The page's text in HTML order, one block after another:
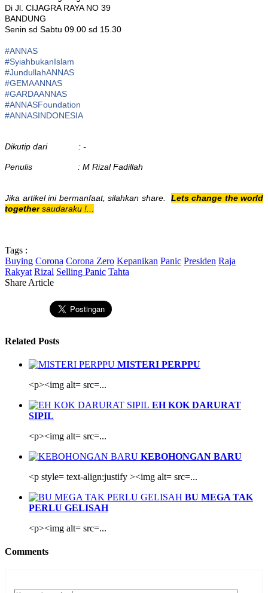
Di Jl. CIJAGRA RAYA NO 39
BANDUNG
Senin sd Sabtu 09.00 sd 15.30
#ANNAS
#SyiahbukanIslam
#JundullahANNAS
#GEMAANNAS
#GARDAANNAS
#ANNASFoundation
#ANNASINDONESIA
Dikutip dari : -
Penulis : M Rizal Fadillah
Jika artikel ini bermanfaat, silahkan share. Lets change the world
together saudaraku !...
Tags :
Buying Corona Corona Zero Kepanikan Panic Presiden Raja
Rakyat Rizal Selling Panic Tahta
Share Article
Related Posts
MISTERI PERPPU
<p><img alt= src=...
EH KOK DARURAT
SIPIL
<p><img alt= src=...
KEBOHONGAN BARU
<p style= text-align:justify ><img alt= src=...
BU MEGA TAK
PERLU GELISAH
<p><img alt= src=...
Comments